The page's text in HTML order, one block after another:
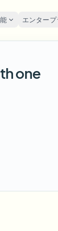
エンター
FAST
one